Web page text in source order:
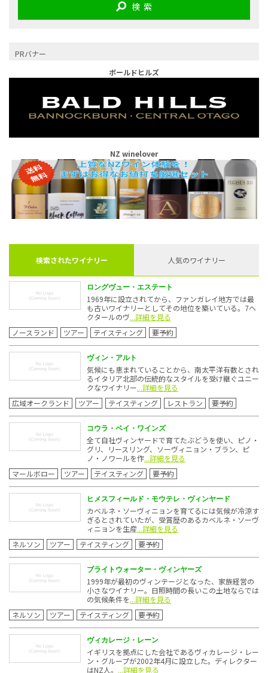
検 索
PRバナー
ボールドヒルズ
NZ winelover
検索されたワイナリー 人気のワイナリー
ロングヴュー・エステート
1969年に設立されてから、ファンガレイ地方では最
も古いワイナリーとしてその地位を築いている。7ヘ
クタールのヴ...詳細を見る
ノースランド
ツアー テイスティング 要予約
ヴィン・アルト
気候にも恵まれていることから、南太平洋有数とされ
るイタリア北部の伝統的なスタイルを受け継ぐユニー
クなワイナリー...詳細を見る
広域オークランド
ツアー テイスティング レストラン 要予約
コウラ・ベイ・ワインズ
全て自社ヴィンヤードで育てたぶどうを使い、ピノ・
グリ、リースリング、ソーヴィニョン・ブラン、ピ
ノ・ノワールを作...詳細を見る
マールボロー
ツアー テイスティング 要予約
ヒメスフィールド・モウテレ・ヴィンヤード
カベルネ・ソーヴィニョンを育てるには気候が冷涼す
ぎるとされていたが、受賞歴のあるカベルネ・ソーヴ
ィニョンを生産...詳細を見る
ネルソン
ツアー テイスティング 要予約
ブライトウォーター・ヴィンヤーズ
1999年が最初のヴィンテージとなった、家族経営の
小さなワイナリー。日照時間の長いこの土地ならでは
の気候条件を...詳細を見る
ネルソン
ツアー テイスティング 要予約
ヴィカレージ・レーン
イギリスを拠点にした会社であるヴィカレージ・レー
ン・グループが2002年4月に設立した。ディレクター
はNZ人。 ...詳細を見る